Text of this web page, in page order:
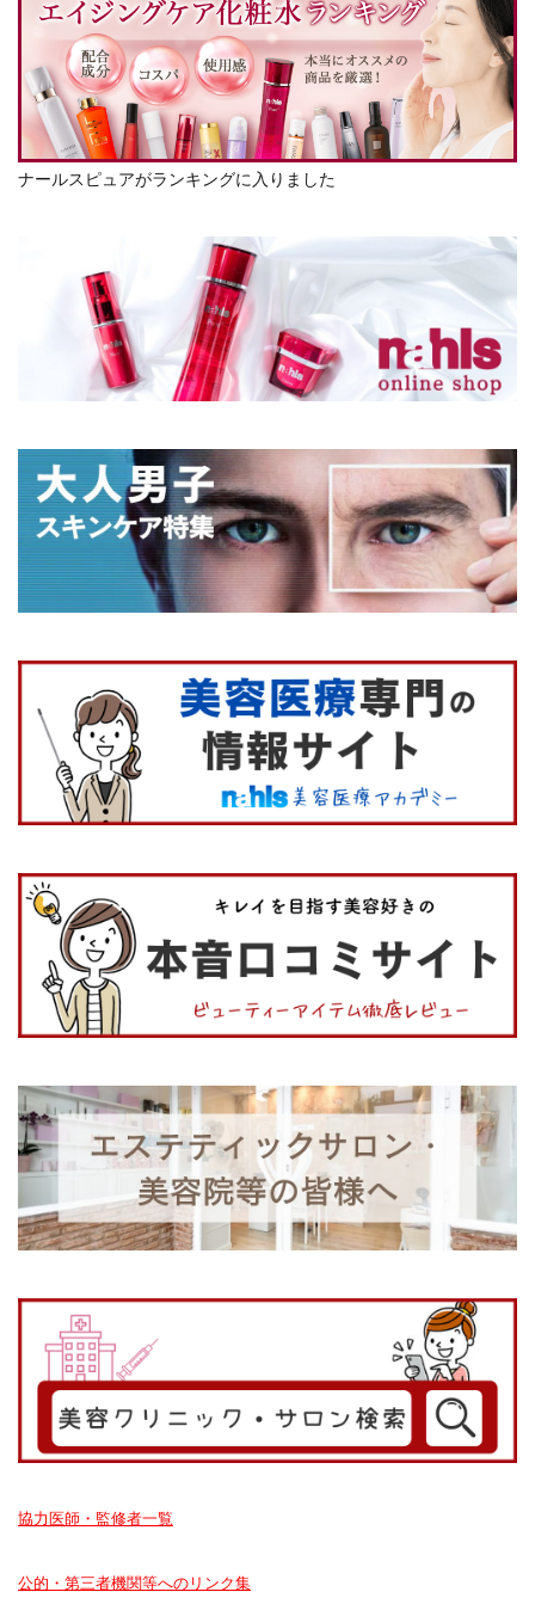
ナールスピュアがランキングに入りました
協力医師・監修者一覧
公的・第三者機関等へのリンク集